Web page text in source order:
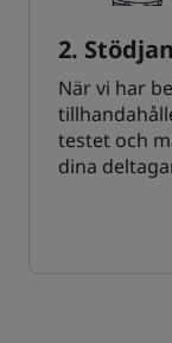
2.
När vi har
testet och
dina